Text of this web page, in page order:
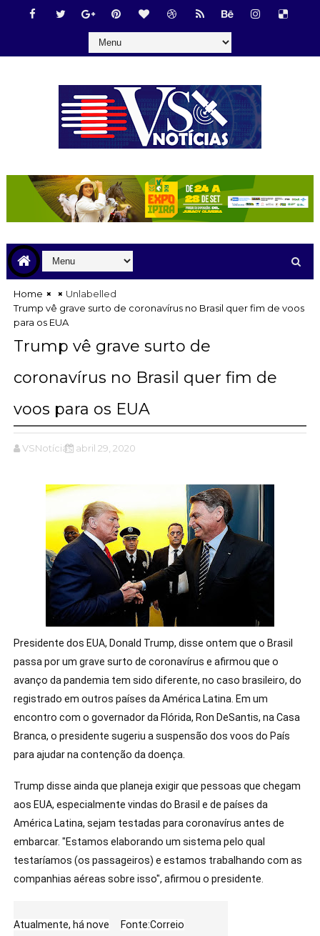
Home
Unlabelled
Trump vê grave surto de coronavírus no Brasil quer fim de voos
para os EUA
Trump vê grave surto de
coronavírus no Brasil quer fim de
voos para os EUA
VSNotícias abril 29, 2020
Presidente dos EUA, Donald Trump, disse ontem que o Brasil
passa por um grave surto de coronavírus e afirmou que o
avanço da pandemia tem sido diferente, no caso brasileiro, do
registrado em outros países da América Latina. Em um
encontro com o governador da Flórida, Ron DeSantis, na Casa
Branca, o presidente sugeriu a suspensão dos voos do País
para ajudar na contenção da doença.
Trump disse ainda que planeja exigir que pessoas que chegam
aos EUA, especialmente vindas do Brasil e de países da
América Latina, sejam testadas para coronavírus antes de
embarcar. "Estamos elaborando um sistema pelo qual
testaríamos (os passageiros) e estamos trabalhando com as
companhias aéreas sobre isso", afirmou o presidente.
Atualmente, há nove
Fonte:Correio